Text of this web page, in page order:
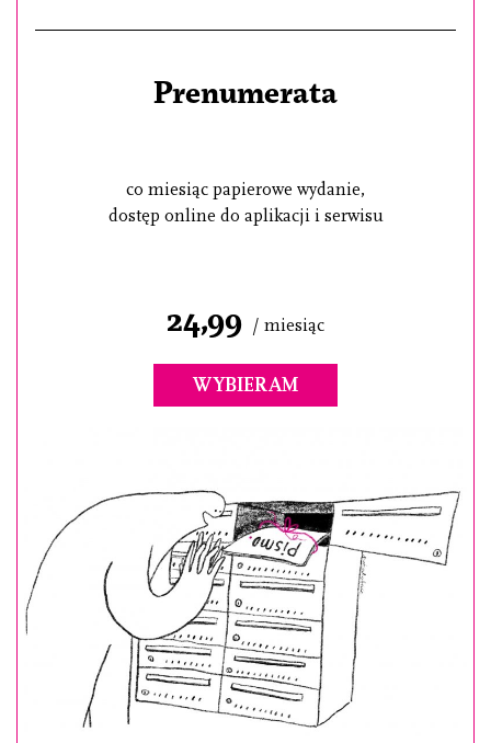
Prenumerata
co miesiąc papierowe wydanie,
dostęp online do aplikacji i serwisu
24,99 / miesiąc
WYBIERAM